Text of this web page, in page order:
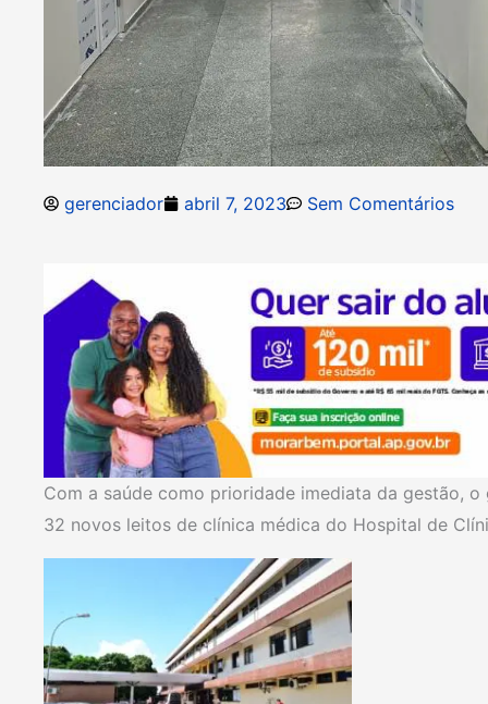
gerenciador abril 7, 2023 Sem Comentários
Com a saúde como prioridade imediata da gestão,
32 novos leitos de clínica médica do Hospital de